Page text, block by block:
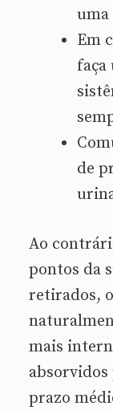
uma
Em
faça
de
Ao
pontos da
retirados,
mais
prazo